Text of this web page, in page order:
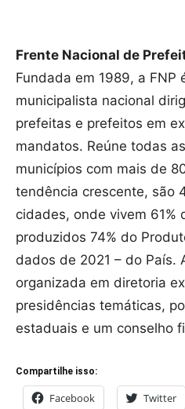
Frente Nacional de
Fundada em 1989, a FNP
municipalista nacional
prefeitas e prefeitos em
mandatos. Reúne todas
municípios com mais de
tendência crescente, são
cidades, onde vivem 61%
produzidos 74% do
dados de 2021 – do País.
organizada em diretoria
presidências temáticas,
estaduais e um conselho
Compartilhe isso:
Facebook Twitter